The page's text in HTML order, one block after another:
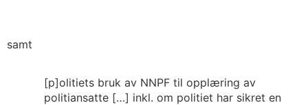
samt
[p]olitiets bruk av NNPF til opplæring av
politiansatte […] inkl. om politiet har sikret en